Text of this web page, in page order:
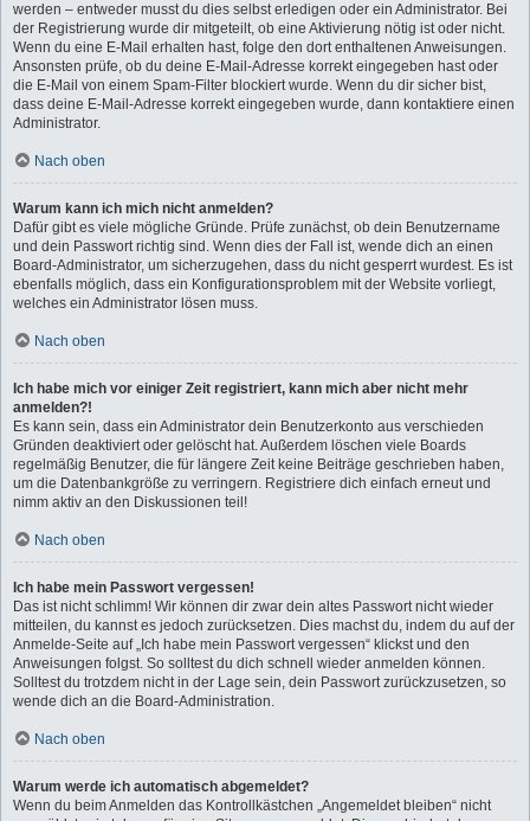
werden – entweder musst du dies selbst erledigen oder ein Administrator. Bei
der Registrierung wurde dir mitgeteilt, ob eine Aktivierung nötig ist oder nicht.
Wenn du eine E-Mail erhalten hast, folge den dort enthaltenen Anweisungen.
Ansonsten prüfe, ob du deine E-Mail-Adresse korrekt eingegeben hast oder
die E-Mail von einem Spam-Filter blockiert wurde. Wenn du dir sicher bist,
dass deine E-Mail-Adresse korrekt eingegeben wurde, dann kontaktiere einen
Administrator.
Nach oben
Warum kann ich mich nicht anmelden?
Dafür gibt es viele mögliche Gründe. Prüfe zunächst, ob dein Benutzername
und dein Passwort richtig sind. Wenn dies der Fall ist, wende dich an einen
Board-Administrator, um sicherzugehen, dass du nicht gesperrt wurdest. Es ist
ebenfalls möglich, dass ein Konfigurationsproblem mit der Website vorliegt,
welches ein Administrator lösen muss.
Nach oben
Ich habe mich vor einiger Zeit registriert, kann mich aber nicht mehr
anmelden?!
Es kann sein, dass ein Administrator dein Benutzerkonto aus verschieden
Gründen deaktiviert oder gelöscht hat. Außerdem löschen viele Boards
regelmäßig Benutzer, die für längere Zeit keine Beiträge geschrieben haben,
um die Datenbankgröße zu verringern. Registriere dich einfach erneut und
nimm aktiv an den Diskussionen teil!
Nach oben
Ich habe mein Passwort vergessen!
Das ist nicht schlimm! Wir können dir zwar dein altes Passwort nicht wieder
mitteilen, du kannst es jedoch zurücksetzen. Dies machst du, indem du auf der
Anmelde-Seite auf „Ich habe mein Passwort vergessen“ klickst und den
Anweisungen folgst. So solltest du dich schnell wieder anmelden können.
Solltest du trotzdem nicht in der Lage sein, dein Passwort zurückzusetzen, so
wende dich an die Board-Administration.
Nach oben
Warum werde ich automatisch abgemeldet?
Wenn du beim Anmelden das Kontrollkästchen „Angemeldet bleiben“ nicht